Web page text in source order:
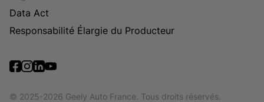
Data Act
Responsabilité Élargie du Producteur
© 2025-2026 Geely Auto France. Tous droits réservés.